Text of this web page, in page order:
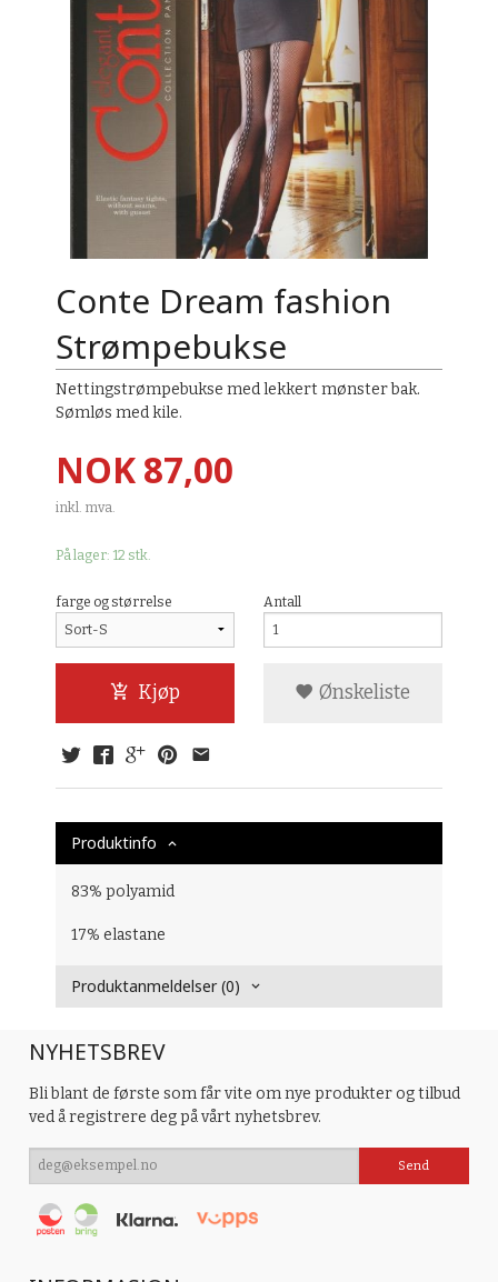
Conte Dream fashion
Strømpebukse
Nettingstrømpebukse med lekkert mønster bak.
Sømløs med kile.
Pris
NOK87,00
inkl. mva.
På lager: 12 stk.
farge og størrelse Antall
Kjøp Ønskeliste
Produktinfo
83% polyamid
17% elastane
Produktanmeldelser (0)
NYHETSBREV
Bli blant de første som får vite om nye produkter og tilbud
ved å registrere deg på vårt nyhetsbrev.